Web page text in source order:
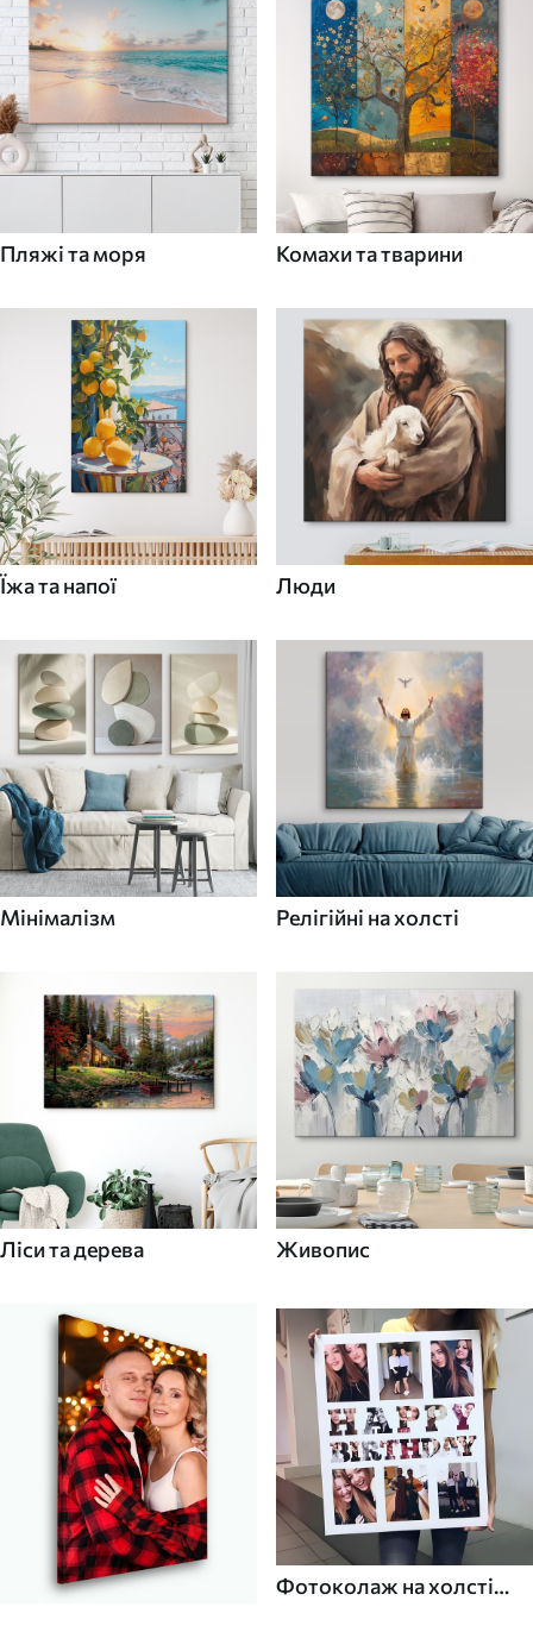
Пляжі та моря Комахи та тварини
Їжа та напої Люди
Мінімалізм Релігійні на холсті
Ліси та дерева Живопис
Фотоколаж на холсті